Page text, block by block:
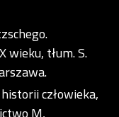
wieku, tłum. S.
człowieka,